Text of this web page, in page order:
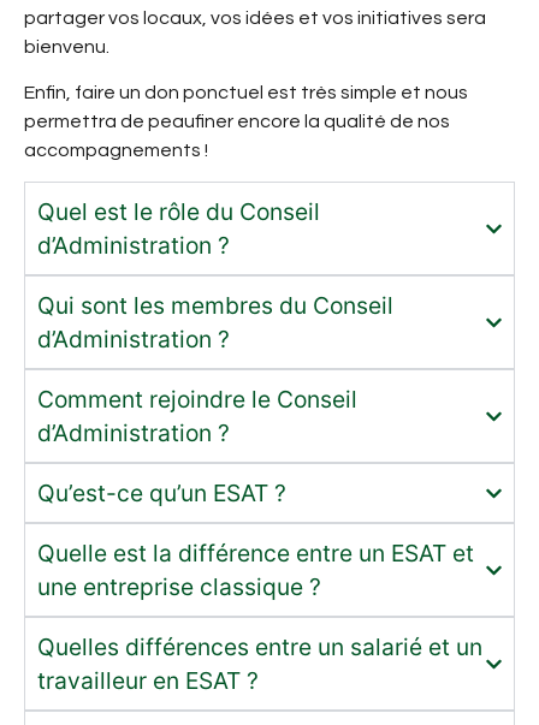
partager vos locaux, vos idées et vos initiatives sera
bienvenu.
Enfin, faire un don ponctuel est très simple et nous
permettra de peaufiner encore la qualité de nos
accompagnements !
Quel est le rôle du Conseil
d’Administration ?
Qui sont les membres du Conseil
d’Administration ?
Comment rejoindre le Conseil
d’Administration ?
Qu’est-ce qu’un ESAT ?
Quelle est la différence entre un ESAT et
une entreprise classique ?
Quelles différences entre un salarié et un
travailleur en ESAT ?